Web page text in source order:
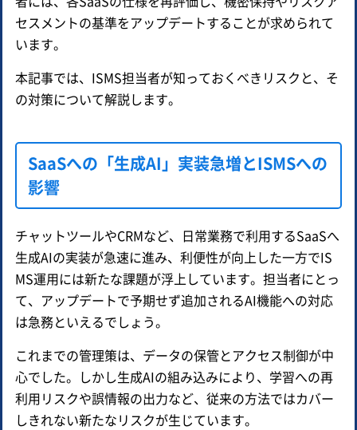
セスメントの基準をアップデートすることが求められて
います。
本記事では、ISMS担当者が知っておくべきリスクと、そ
の対策について解説します。
SaaSへの「生成AI」実装急増とISMSへの
影響
チャットツールやCRMなど、日常業務で利用するSaaSへ
生成AIの実装が急速に進み、利便性が向上した一方でIS
MS運用には新たな課題が浮上しています。担当者にとっ
て、アップデートで予期せず追加されるAI機能への対応
は急務といえるでしょう。
これまでの管理策は、データの保管とアクセス制御が中
心でした。しかし生成AIの組み込みにより、学習への再
利用リスクや誤情報の出力など、従来の方法ではカバー
しきれない新たなリスクが生じています。